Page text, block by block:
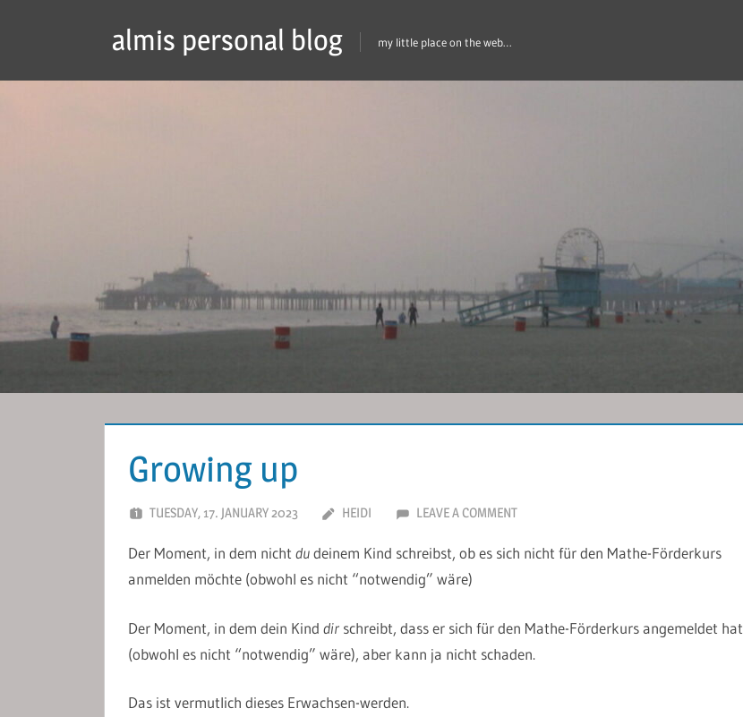
almis personal blog my little place on the web…
Growing up
TUESDAY, 17. JANUARY 2023 HEIDI LEAVE A COMMENT
Der Moment, in dem nicht dudeinem Kind schreibst, ob es sich nicht für den Mathe-Förderkurs
anmelden möchte (obwohl es nicht “notwendig” wäre)
Der Moment, in dem dein Kind dir schreibt, dass er sich für den Mathe-Förderkurs angemeldet hat
(obwohl es nicht “notwendig” wäre), aber kann ja nicht schaden.
Das ist vermutlich dieses Erwachsen-werden.